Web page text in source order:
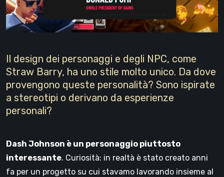
Il design dei personaggi e degli NPC, come
Straw Barry, ha uno stile molto unico. Da dove
provengono queste personalità? Sono ispirate
a stereotipi o derivano da esperienze
personali?
Dash Johnson è un personaggio piuttosto
interessante. Curiosità: in realtà è stato creato anni
fa per un progetto su cui stavamo lavorando insieme al